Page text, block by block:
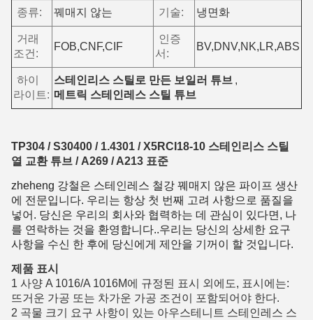
종류: 꿰매지 않는 기술: 냉면화
거래
조건:
FOB,CNF,CIF
인증
서:
BV,DNV,NK,LR,ABS
하이
라이트:
스테인리스 스틸로 만든 보일러 튜브 ,
메트릭 스테인레스 스틸 튜브
TP304 / S30400 / 1.4301 / X5RCI18-10 스테인리스 스틸
열 교환 튜브 / A269 / A213 표준
zheheng 강철은 스테인레스 철강 꿰매지 않은 파이프 생산
에 전문입니다. 우리는 항상 첫 번째 고려 사항으로 품질을
넣어. 당신은 우리의 회사와 협력하는 데 관심이 있다면, 나
를 연락하는 것을 환영합니다..우리는 당신의 상세한 요구
사항을 수신 한 후에 당신에게 제안을 기꺼이 할 것입니다.
제품 표시
1 사양 A 1016/A 1016M에 규정된 표시 외에도, 표시에는:
뜨거운 가공 또는 차가운 가공 조건이 포함되어야 한다.
2 곡물 크기 요구 사항이 있는 아우스테니트 스테인레스 스